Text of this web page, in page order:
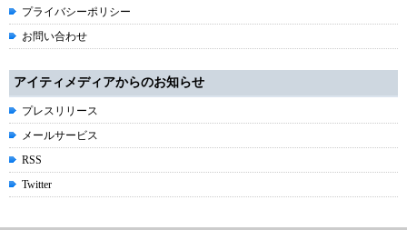
プライバシーポリシー
お問い合わせ
アイティメディアからのお知らせ
プレスリリース
メールサービス
RSS
Twitter